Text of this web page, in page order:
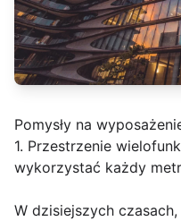
Pomysły na
1. Przestrzenie
wykorzystać każdy
W dzisiejszych